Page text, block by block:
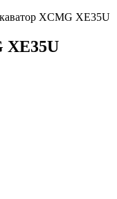
XCMG XE35U
XE35U